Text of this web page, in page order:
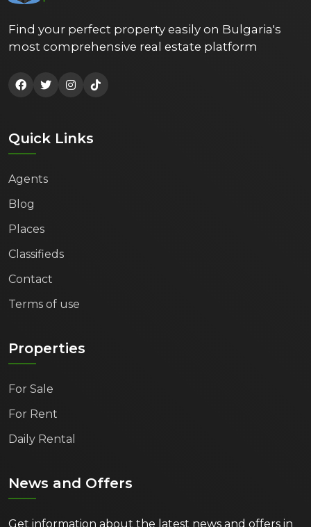
Find your perfect property easily on Bulgaria's
most comprehensive real estate platform
Quick Links
Agents
Blog
Places
Classifieds
Contact
Terms of use
Properties
For Sale
For Rent
Daily Rental
News and Offers
Get information about the latest news and offers in